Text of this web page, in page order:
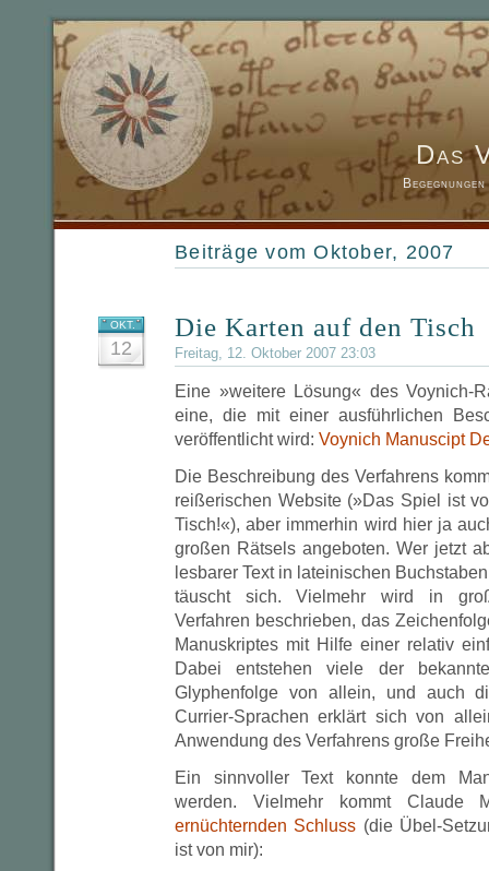
Das
Beiträge vom Oktober, 2007
OKT.
12
Die Karten auf den Tisch
Freitag, 12. Oktober 2007 23:03
Eine »weitere Lösung« des Voynich-
eine, die mit einer ausführlichen
veröffentlicht wird: Voynich Manuscipt
Die Beschreibung des Verfahrens
reißerischen Website (»Das Spiel ist
Tisch!«), aber immerhin wird hier ja
großen Rätsels angeboten. Wer jetzt
lesbarer Text in lateinischen
täuscht sich. Vielmehr wird in
Verfahren beschrieben, das
Manuskriptes mit Hilfe einer relativ
Dabei entstehen viele der
Glyphenfolge von allein, und auch
Currier-Sprachen erklärt sich von
Anwendung des Verfahrens große
Ein sinnvoller Text konnte dem
werden. Vielmehr kommt
ernüchternden Schluss (die Übel-
ist von mir):